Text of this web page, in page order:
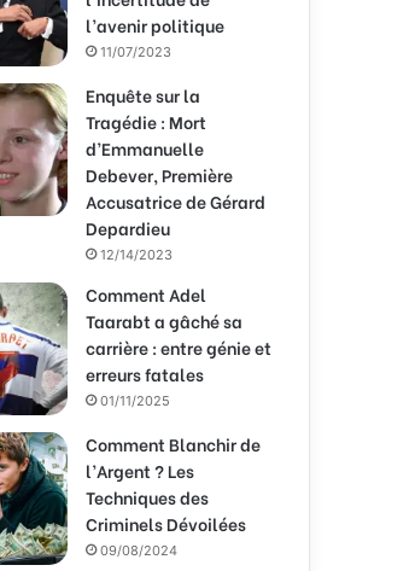
l’avenir politique
11/07/2023
Enquête sur la
Tragédie : Mort
d’Emmanuelle
Debever, Première
Accusatrice de Gérard
Depardieu
12/14/2023
Comment Adel
Taarabt a gâché sa
carrière : entre génie et
erreurs fatales
01/11/2025
Comment Blanchir de
l’Argent ? Les
Techniques des
Criminels Dévoilées
09/08/2024